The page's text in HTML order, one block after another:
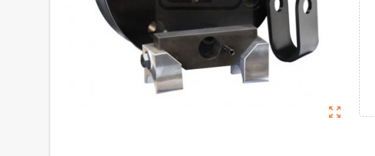
zoom_out_map